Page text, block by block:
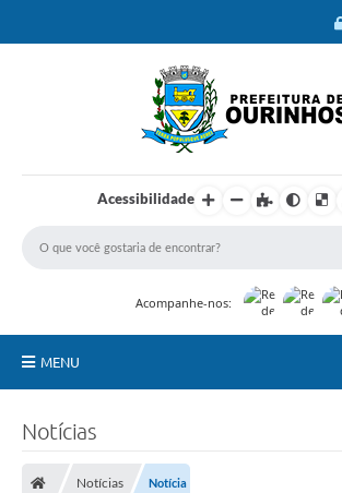
Acessibilidade
Acompanhe-nos:
MENU
Notícias
Notícias Notícia